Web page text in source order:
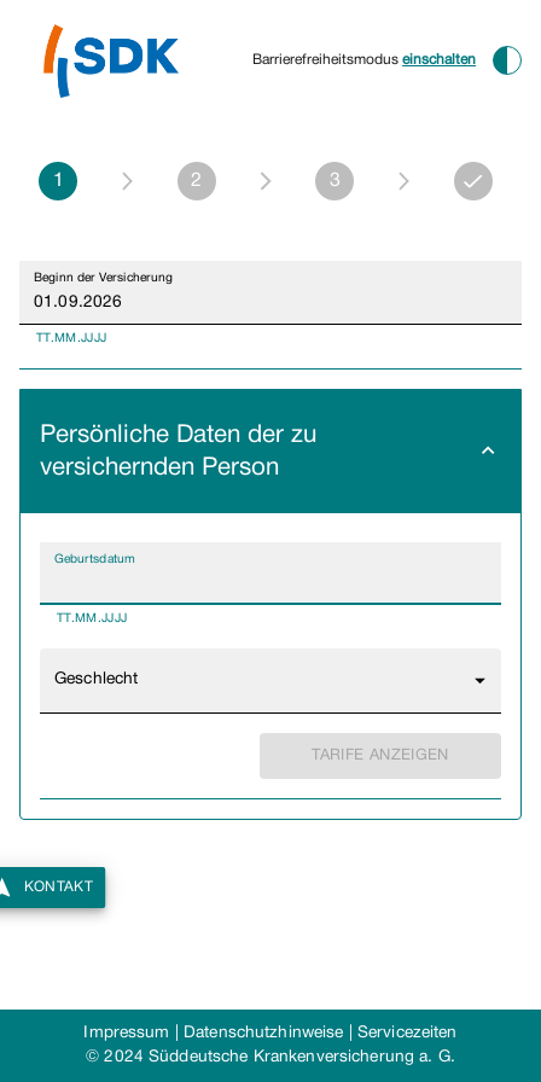
Barrierefreiheitsmodus einschalten
1 2 3
Beginn der Versicherung
TT.MM.JJJJ
Persönliche Daten der zu
versichernden Person
Geburtsdatum
TT.MM.JJJJ
Geschlecht
TARIFE ANZEIGEN
KONTAKT
Impressum Datenschutzhinweise
Servicezeiten
© 2024 Süddeutsche Krankenversicherung a. G.